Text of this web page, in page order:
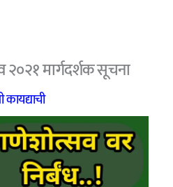
२०२१ मार्गदर्शक सूचना
कायद्याची